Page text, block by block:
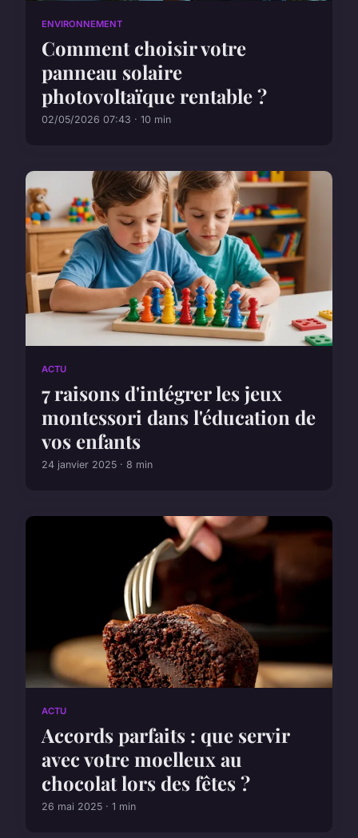
ENVIRONNEMENT
Comment choisir votre
panneau solaire
photovoltaïque rentable ?
02/05/2026 07:43 · 10 min
ACTU
7 raisons d'intégrer les jeux
montessori dans l'éducation de
vos enfants
24 janvier 2025 · 8 min
ACTU
Accords parfaits : que servir
avec votre moelleux au
chocolat lors des fêtes ?
26 mai 2025 · 1 min